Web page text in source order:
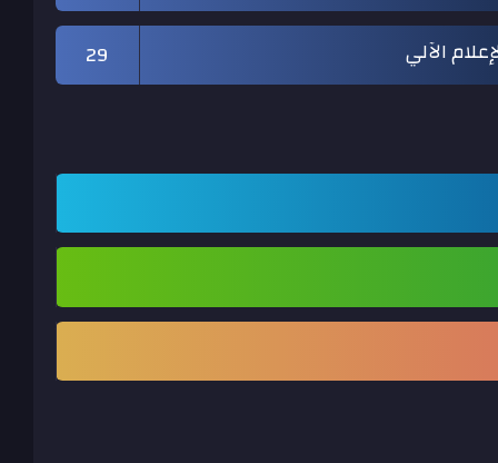
الآلي
29